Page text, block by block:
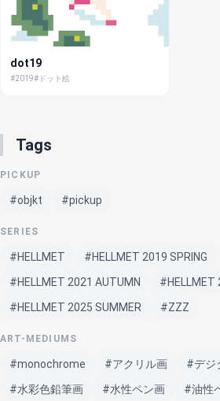
dot19
#2019#ドット絵
Tags
PICKUP
#objkt #pickup
SERIES
#HELLMET
#HELLMET 2019 SPRING
#HELLMET 2021 AUTUMN
#HELLMET
#HELLMET 2025 SUMMER
#ZZZ
ART-MEDIUMS
#monochrome #アクリル画
#デジ
#水彩色鉛筆画
#水性ペン画 #油性